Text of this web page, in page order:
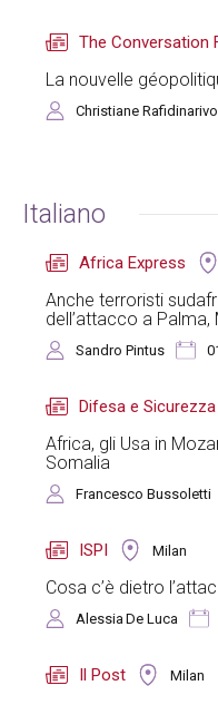
The Conversation
La nouvelle
Christiane Rafidinarivo
Italiano
Africa Express
Anche terroristi
dell’attacco a
Sandro Pintus
Difesa e Sicurezza
Africa, gli Usa in
Somalia
Francesco Bussoletti
ISPI Milan
Cosa c’è dietro
Alessia De Luca
Il Post Milan